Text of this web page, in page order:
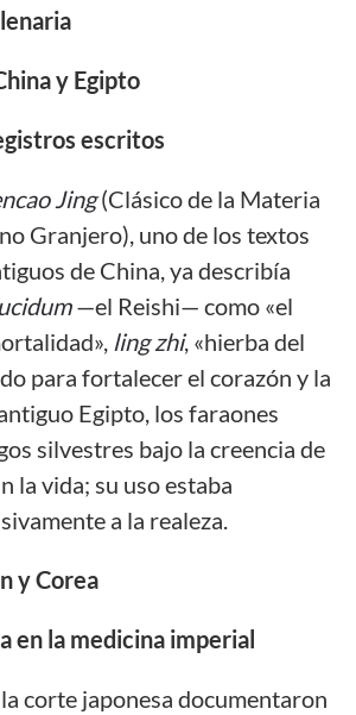
y Egipto
escritos
Jing(Clásico de la Materia
Granjero), uno de los textos
de China, ya describía
—el Reishi— como «el
ling zhi, «hierba del
para fortalecer el corazón y la
Egipto, los faraones
silvestres bajo la creencia de
la vida; su uso estaba
a la realeza.
y Corea
en la medicina imperial
corte japonesa documentaron